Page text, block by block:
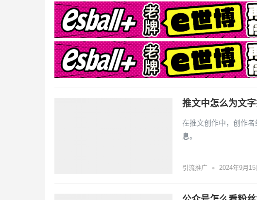
推文中怎么为文
在推文创作中，创作
息。
引流推广 • 2024年9月15